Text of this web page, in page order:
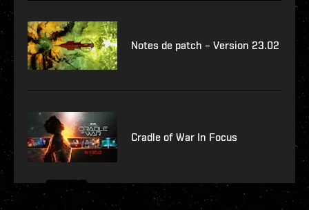
Notes de patch – Version 23.02
Cradle of War In Focus